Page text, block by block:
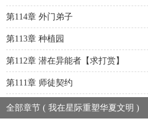
第114章 外门弟子
第113章 种植园
第112章 潜在异能者【求打赏】
第111章 师徒契约
全部章节 ( 我在星际重塑华夏文明 )